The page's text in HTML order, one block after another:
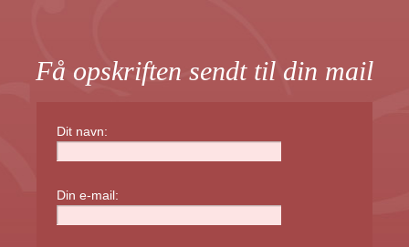
Få opskriften sendt til din mail
Dit navn:
Din e-mail: